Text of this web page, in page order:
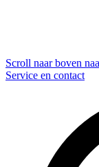
Scroll naar boven
Service en contact